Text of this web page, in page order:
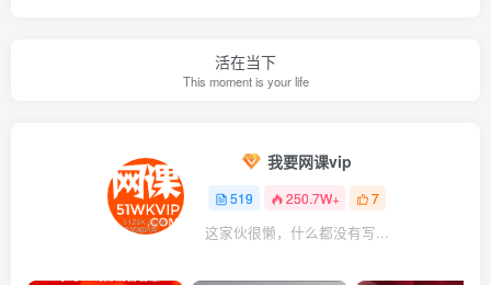
活在当下
This moment is your life
我要网课vip
519 250.7W+ 7
这家伙很懒，什么都没有写...